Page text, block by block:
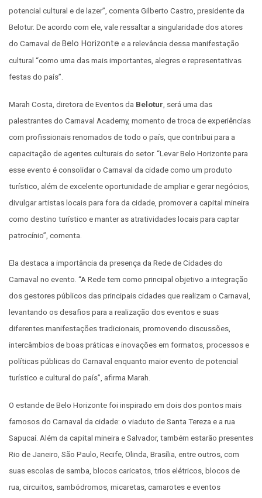
potencial cultural e de lazer”, comenta Gilberto Castro, presidente da
Belotur. De acordo com ele, vale ressaltar a singularidade dos atores
do Carnaval deBelo Horizonte e a relevância dessa manifestação
cultural “como uma das mais importantes, alegres e representativas
festas do país”.
Marah Costa, diretora de Eventos da Belotur , será uma das
palestrantes do Carnaval Academy, momento de troca de experiências
com profissionais renomados de todo o país, que contribui para a
capacitação de agentes culturais do setor. “Levar Belo Horizonte para
esse evento é consolidar o Carnaval da cidade como um produto
turístico, além de excelente oportunidade de ampliar e gerar negócios,
divulgar artistas locais para fora da cidade, promover a capital mineira
como destino turístico e manter as atratividades locais para captar
patrocínio”, comenta.
Ela destaca a importância da presença da Rede de Cidades do
Carnaval no evento. “A Rede tem como principal objetivo a integração
dos gestores públicos das principais cidades que realizam o Carnaval,
levantando os desafios para a realização dos eventos e suas
diferentes manifestações tradicionais, promovendo discussões,
intercâmbios de boas práticas e inovações em formatos, processos e
políticas públicas do Carnaval enquanto maior evento de potencial
turístico e cultural do país”, afirma Marah.
O estande de Belo Horizonte foi inspirado em dois dos pontos mais
famosos do Carnaval da cidade: o viaduto de Santa Tereza e a rua
Sapucaí. Além da capital mineira e Salvador, também estarão presentes
Rio de Janeiro, São Paulo, Recife, Olinda, Brasília, entre outros, com
suas escolas de samba, blocos caricatos, trios elétricos, blocos de
rua, circuitos, sambódromos, micaretas, camarotes e eventos